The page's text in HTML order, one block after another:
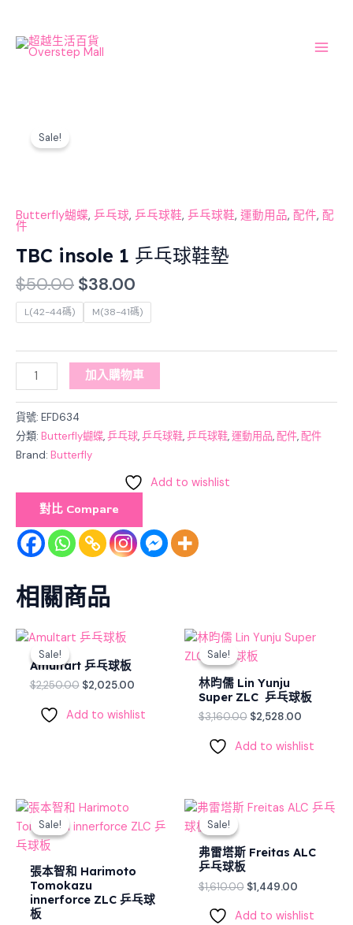
content
Sale!
Butterfly蝴蝶, 乒乓球, 乒乓球鞋, 乒乓球鞋, 運動用品, 配件, 配
件
TBC insole 1 乒乓球鞋墊
$50.00 $38.00
L(42-44碼) M(38-41碼)
insole
球
鞋
墊
量
加入購物車
貨號: EFD634
分類: Butterfly蝴蝶,乒乓球,乒乓球鞋,乒乓球鞋,運動用品,配件,配件
Brand: Butterfly
Add to wishlist
對比 Compare
相關商品
Sale!
Sale!
Amultart 乒乓球板
$2,250.00
Original
was:
$2,250.00.
$2,025.00
Add to wishlist
Sale!
Sale!
林昀儒 Lin Yunju
Super ZLC 乒乓球板
$3,160.00
Original
price
was:
$3,160.00.
$2,528.00
Current
Add to wishlist
Sale!
Sale!
張本智和 Harimoto
Tomokazu
innerforce ZLC 乒乓球
板
Original
was:
price
is:
Sale!
Sale!
弗雷塔斯 Freitas ALC
乒乓球板
$1,610.00
Original
$1,610.00.
$1,449.00
Current
Add to wishlist